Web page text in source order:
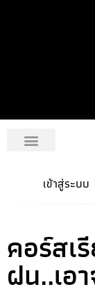
เข้าสู่ระบบ
คอร์สเ
ฝน..เอ